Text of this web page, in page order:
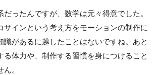
ったんですが、数学は元々得意でした。
サインという考え方をモーションの制作に
識があるに越したことはないですね。あと
る体力や、制作する習慣を身につけること
。